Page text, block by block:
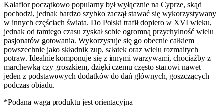
Kalafior początkowo popularny był wyłącznie na Cyprze, skąd
pochodzi, jednak bardzo szybko zaczął stawać się wykorzystywany
w innych częściach świata. Do Polski trafił dopiero w XVI wieku,
jednak od tamtego czasu zyskał sobie ogromną przychylność wielu
pasjonatów gotowania. Wykorzystuje się go obecnie całkiem
powszechnie jako składnik zup, sałatek oraz wielu rozmaitych
potraw. Idealnie komponuje się z innymi warzywami, chociażby z
marchewką czy groszkiem, dzięki czemu często stanowi nawet
jeden z podstawowych dodatków do dań głównych, goszczących
podczas obiadu.
*Podana waga produktu jest orientacyjna